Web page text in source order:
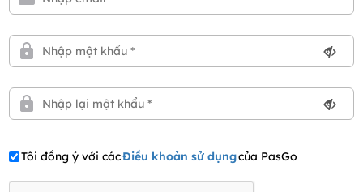
Tôi đồng ý với cácĐiều khoản sử dụngcủa PasGo